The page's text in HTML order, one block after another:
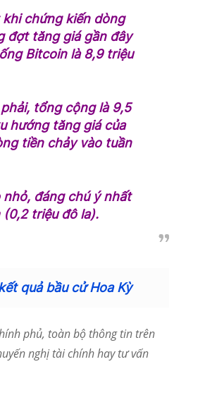
chứng kiến ​​dòng
đợt tăng giá gần đây
Bitcoin là 8,9 triệu
tổng cộng là 9,5
hướng tăng giá của
tiền chảy vào tuần
đáng chú ý nhất
triệu đô la).
quả bầu cử Hoa Kỳ
phủ, toàn bộ thông tin trên
nghị tài chính hay tư vấn